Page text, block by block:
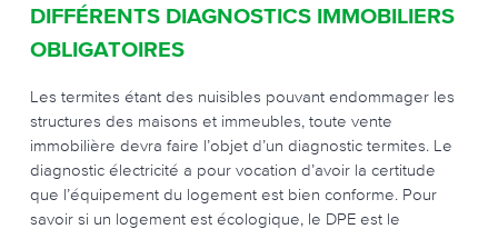
DIFFÉRENTS DIAGNOSTICS IMMOBILIERS
OBLIGATOIRES
Les termites étant des nuisibles pouvant endommager les
structures des maisons et immeubles, toute vente
immobilière devra faire l’objet d’un diagnostic termites. Le
diagnostic électricité a pour vocation d’avoir la certitude
que l’équipement du logement est bien conforme. Pour
savoir si un logement est écologique, le DPE est le